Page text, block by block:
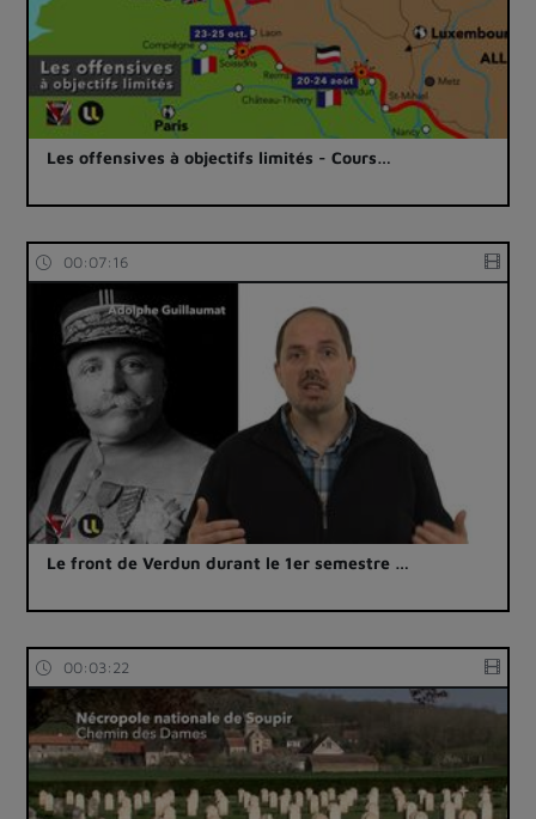
Les offensives à objectifs limités - Cours…
00:07:16
Le front de Verdun durant le 1er semestre …
00:03:22